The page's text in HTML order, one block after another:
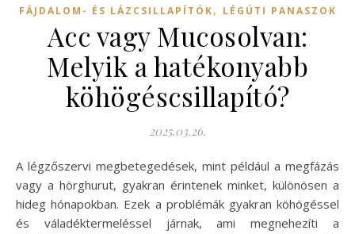
FÁJDALOM- ÉS LÁZCSILLAPÍTÓK, LÉGÚTI PANASZOK
Acc vagy Mucosolvan:
Melyik a hatékonyabb
köhögéscsillapító?
2025.03.26.
A légzőszervi megbetegedések, mint például a megfázás
vagy a hörghurut, gyakran érintenek minket, különösen a
hideg hónapokban. Ezek a problémák gyakran köhögéssel
és váladéktermeléssel járnak, ami megnehezíti a